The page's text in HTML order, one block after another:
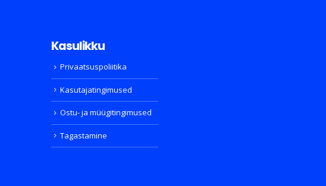
Kasulikku
Privaatsuspoliitika
Kasutajatingimused
Ostu- ja müügitingimused
Tagastamine